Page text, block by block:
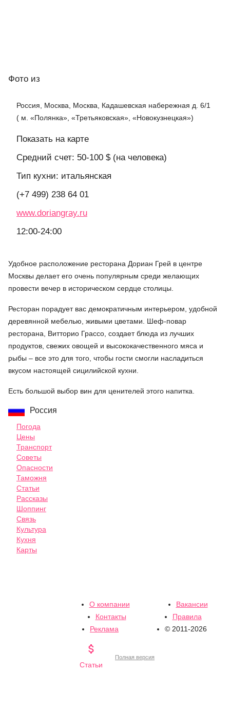
Фото из
Россия, Москва, Москва, Кадашевская набережная д. 6/1
( м. «Полянка», «Третьяковская», «Новокузнецкая»)
Показать на карте
Средний счет: 50-100 $ (на человека)
Тип кухни: итальянская
(+7 499) 238 64 01
www.doriangray.ru
12:00-24:00
Удобное расположение ресторана Дориан Грей в центре
Москвы делает его очень популярным среди желающих
провести вечер в историческом сердце столицы.
Ресторан порадует вас демократичным интерьером, удобной
деревянной мебелью, живыми цветами. Шеф-повар
ресторана, Витторио Грассо, создает блюда из лучших
продуктов, свежих овощей и высококачественного мяса и
рыбы – все это для того, чтобы гости смогли насладиться
вкусом настоящей сицилийской кухни.
Есть большой выбор вин для ценителей этого напитка.
Россия
Погода
Цены
Транспорт
Советы
Опасности
Таможня
Статьи
Рассказы
Шоппинг
Связь
Культура
Кухня
Карты
О компании
Вакансии
Контакты
Правила
Реклама
© 2011-2026

Статьи
Полная версия